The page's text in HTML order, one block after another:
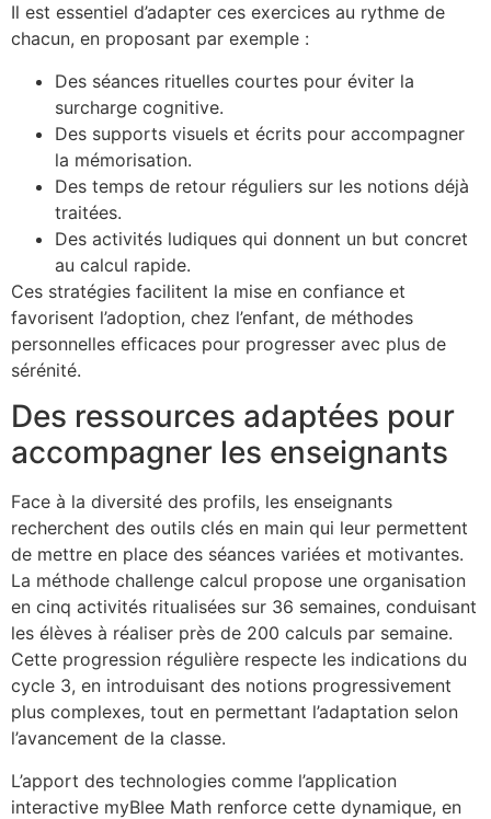
Il est essentiel d’adapter ces exercices au rythme de
chacun, en proposant par exemple :
Des séances rituelles courtes pour éviter la
surcharge cognitive.
Des supports visuels et écrits pour accompagner
la mémorisation.
Des temps de retour réguliers sur les notions déjà
traitées.
Des activités ludiques qui donnent un but concret
au calcul rapide.
Ces stratégies facilitent la mise en confiance et
favorisent l’adoption, chez l’enfant, de méthodes
personnelles efficaces pour progresser avec plus de
sérénité.
Des ressources adaptées pour
accompagner les enseignants
Face à la diversité des profils, les enseignants
recherchent des outils clés en main qui leur permettent
de mettre en place des séances variées et motivantes.
La méthode challenge calcul propose une organisation
en cinq activités ritualisées sur 36 semaines, conduisant
les élèves à réaliser près de 200 calculs par semaine.
Cette progression régulière respecte les indications du
cycle 3, en introduisant des notions progressivement
plus complexes, tout en permettant l’adaptation selon
l’avancement de la classe.
L’apport des technologies comme l’application
interactive myBlee Math renforce cette dynamique, en